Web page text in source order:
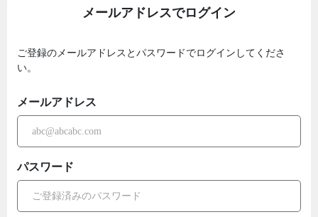
メールアドレスでログイン
ご登録のメールアドレスとパスワードでログインしてくださ
い。
メールアドレス
パスワード